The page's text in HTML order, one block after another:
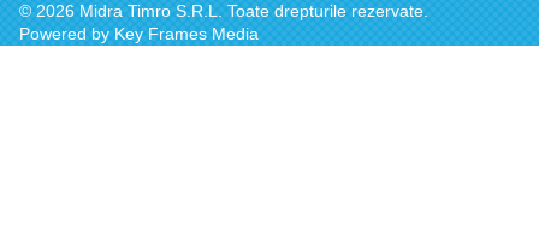
© 2026 Midra Timro S.R.L. Toate drepturile rezervate.
Powered by Key Frames Media